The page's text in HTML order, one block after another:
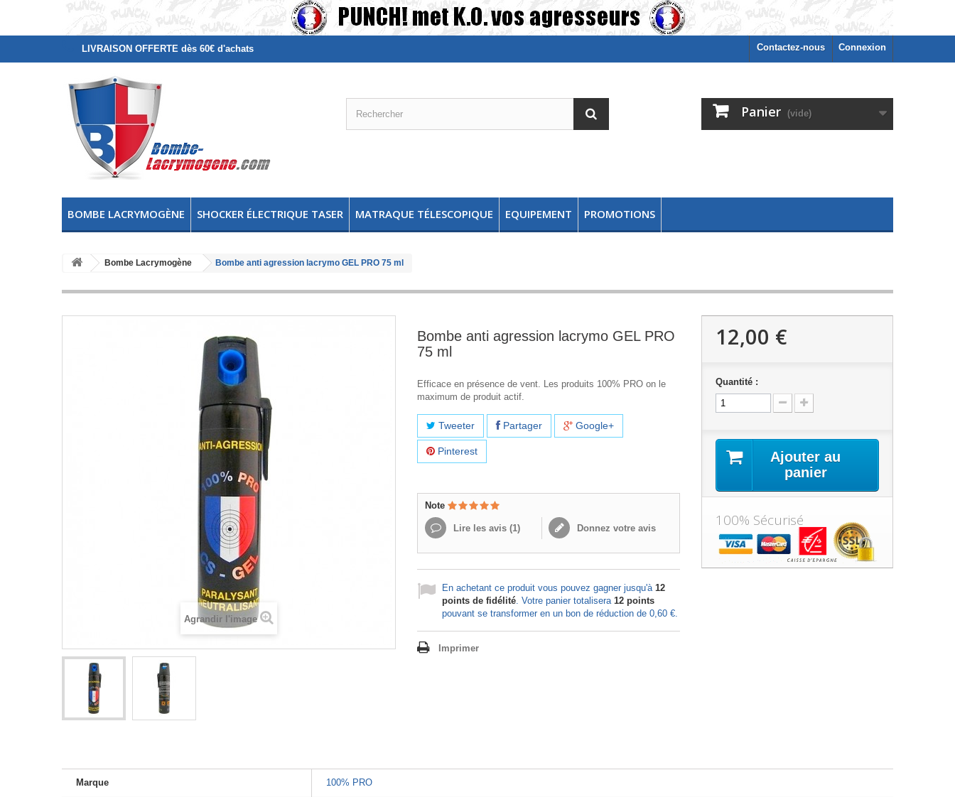
Connexion
Contactez-nous
LIVRAISON OFFERTE dès 60€ d'achats
Panier (vide)
BOMBE LACRYMOGÈNE SHOCKER ÉLECTRIQUE TASER MATRAQUE TÉLESCOPIQUE EQUIPEMENT PROMOTIONS
Bombe Lacrymogène Bombe anti agression lacrymo GEL PRO 75 ml
Agrandir l'image
Bombe anti agression lacrymo GEL PRO
75 ml
Efficace en présence de vent. Les produits 100% PRO on le
maximum de produit actif.
Tweeter Partager Google+
Pinterest
Note
Lire les avis (1) Donnez votre avis
En achetant ce produit vous pouvez gagner jusqu'à 12
points de fidélité. Votre panier totalisera 12 points
pouvant se transformer en un bon de réduction de 0,60 €.
Imprimer
12,00 €
Quantité :
Ajouter au
panier
100% Sécurisé
Marque 100% PRO